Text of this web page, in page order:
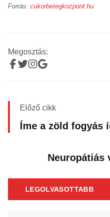
Forrás: cukorbetegkozpont.hu
Megosztás:
Előző cikk
Íme a zöld fogyás
Neuropátiás
LEGOLVASOTTABB